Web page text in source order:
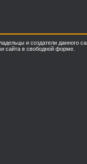
и создатели данного
сайта в свободной форме.